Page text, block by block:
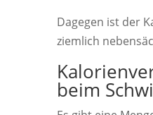
Dagegen ist der
ziemlich
beim